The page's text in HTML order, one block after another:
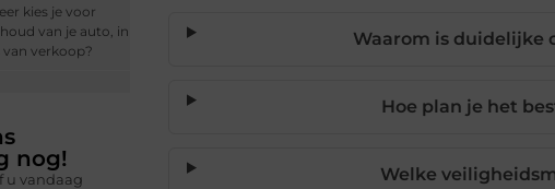
kies je voor
van je auto, in
van verkoop?
nog!
u vandaag
Waarom is duidelijke
Hoe plan je het
Welke